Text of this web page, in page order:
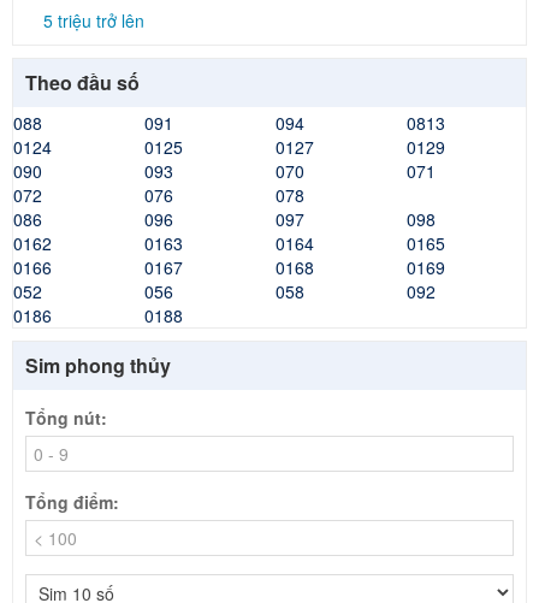
5 triệu trở lên
Theo đầu số
088 091 094
0813
0124
0125 0127
0129
090
093 070
071
072
076
078
086
096 097
098
0162
0163 0164
0165
0166
0167 0168
0169
052
056 058
092
0186
0188
Sim phong thủy
Tổng nút:
Tổng điểm: